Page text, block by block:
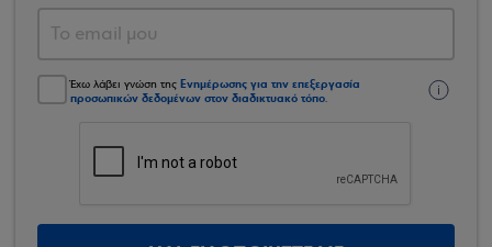
Έχω λάβει γνώση της Ενημέρωσης για την επεξεργασία
προσωπικών δεδομένων στον διαδικτυακό τόπο.